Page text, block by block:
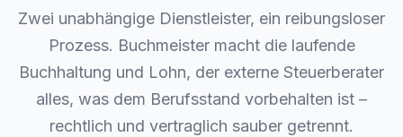
Zwei unabhängige Dienstleister, ein reibungsloser
Prozess. Buchmeister macht die laufende
Buchhaltung und Lohn, der externe Steuerberater
alles, was dem Berufsstand vorbehalten ist –
rechtlich und vertraglich sauber getrennt.